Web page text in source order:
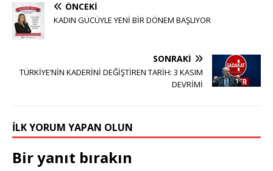
ÖNCEKI
KADIN GÜCÜYLE YENİ BİR DÖNEM BAŞLIYOR
SONRAKI
TÜRKİYE’NİN KADERİNİ DEĞİŞTİREN TARİH: 3 KASIM
DEVRİMİ
İLK YORUM YAPAN OLUN
Bir yanıt bırakın